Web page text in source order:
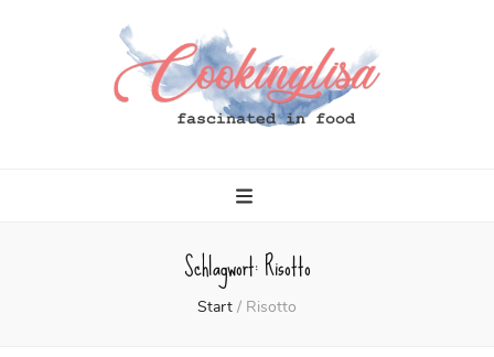
Cookinglisa
Schlagwort:Risotto
Start / Risotto